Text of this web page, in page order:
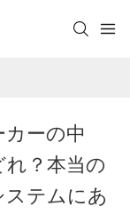
ーの中
？本当の
テムにあ